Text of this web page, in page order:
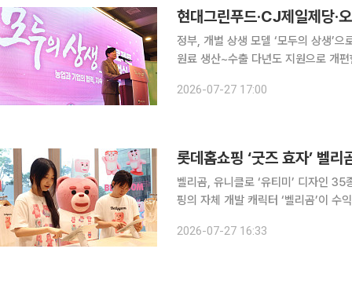
정부, 개별 상생 모델 ‘모두의 상생’
원료 생산~수출 다년도 지원으로 개
정부가 컨소시엄 단위의 다년도 사업
2026-07-27 17:00
롯데홈쇼핑 ‘굿즈 효자’ 벨
벨리곰, 유니클로 ‘유티미’ 디자인 35종
핑의 자체 개발 캐릭터 ‘벨리곰’이 수
다. 2018년 론칭 후 2024년 해외 진
2026-07-27 16:33